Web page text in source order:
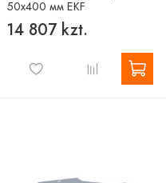
50х400 мм EKF
14 807 kzt.